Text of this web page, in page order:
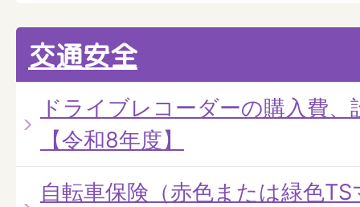
交通安全
ドライブレコーダーの購入費
【令和8年度】
自転車保険（赤色または緑色